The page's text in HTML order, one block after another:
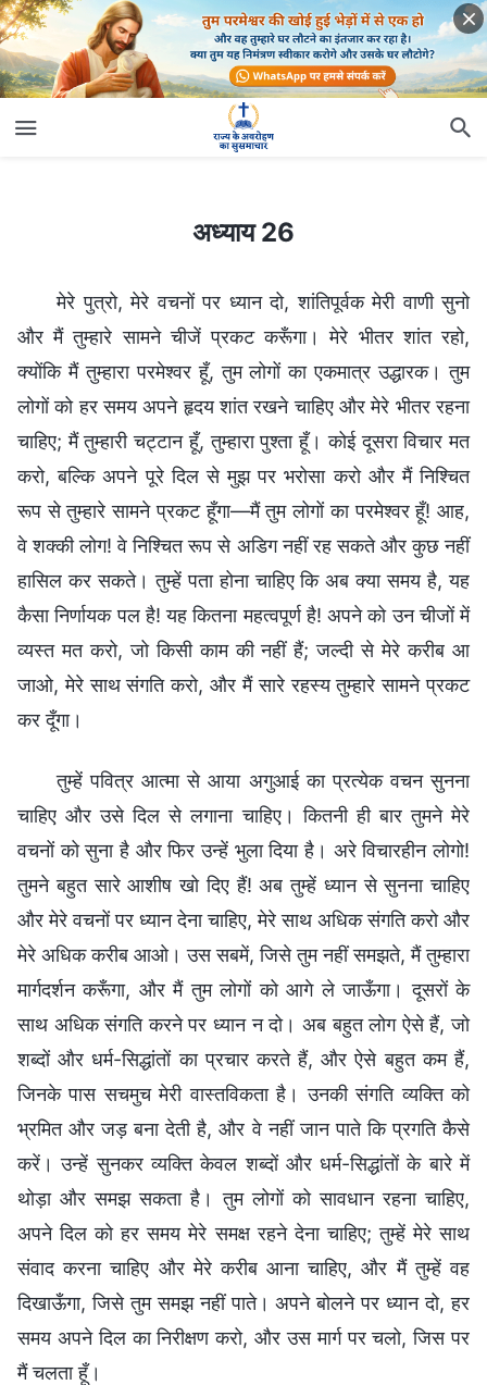
अध्याय 26
मेरे पुत्रो, मेरे वचनों पर ध्यान दो, शांतिपूर्वक मेरी वाणी सुनो
और मैं तुम्हारे सामने चीजें प्रकट करूँगा। मेरे भीतर शांत रहो,
क्योंकि मैं तुम्हारा परमेश्वर हूँ, तुम लोगों का एकमात्र उद्धारक। तुम
लोगों को हर समय अपने हृदय शांत रखने चाहिए और मेरे भीतर रहना
चाहिए; मैं तुम्हारी चट्टान हूँ, तुम्हारा पुश्ता हूँ। कोई दूसरा विचार मत
करो, बल्कि अपने पूरे दिल से मुझ पर भरोसा करो और मैं निश्चित
रूप से तुम्हारे सामने प्रकट हूँगा—मैं तुम लोगों का परमेश्वर हूँ! आह,
वे शक्की लोग! वे निश्चित रूप से अडिग नहीं रह सकते और कुछ नहीं
हासिल कर सकते। तुम्हें पता होना चाहिए कि अब क्या समय है, यह
कैसा निर्णायक पल है! यह कितना महत्वपूर्ण है! अपने को उन चीजों में
व्यस्त मत करो, जो किसी काम की नहीं हैं; जल्दी से मेरे करीब आ
जाओ, मेरे साथ संगति करो, और मैं सारे रहस्य तुम्हारे सामने प्रकट
कर दूँगा।
तुम्हें पवित्र आत्मा से आया अगुआई का प्रत्येक वचन सुनना
चाहिए और उसे दिल से लगाना चाहिए। कितनी ही बार तुमने मेरे
वचनों को सुना है और फिर उन्हें भुला दिया है। अरे विचारहीन लोगो!
तुमने बहुत सारे आशीष खो दिए हैं! अब तुम्हें ध्यान से सुनना चाहिए
और मेरे वचनों पर ध्यान देना चाहिए, मेरे साथ अधिक संगति करो और
मेरे अधिक करीब आओ। उस सबमें, जिसे तुम नहीं समझते, मैं तुम्हारा
मार्गदर्शन करूँगा, और मैं तुम लोगों को आगे ले जाऊँगा। दूसरों के
साथ अधिक संगति करने पर ध्यान न दो। अब बहुत लोग ऐसे हैं, जो
शब्दों और धर्म-सिद्धांतों का प्रचार करते हैं, और ऐसे बहुत कम हैं,
जिनके पास सचमुच मेरी वास्तविकता है। उनकी संगति व्यक्ति को
भ्रमित और जड़ बना देती है, और वे नहीं जान पाते कि प्रगति कैसे
करें। उन्हें सुनकर व्यक्ति केवल शब्दों और धर्म-सिद्धांतों के बारे में
थोड़ा और समझ सकता है। तुम लोगों को सावधान रहना चाहिए,
अपने दिल को हर समय मेरे समक्ष रहने देना चाहिए; तुम्हें मेरे साथ
संवाद करना चाहिए और मेरे करीब आना चाहिए, और मैं तुम्हें वह
दिखाऊँगा, जिसे तुम समझ नहीं पाते। अपने बोलने पर ध्यान दो, हर
समय अपने दिल का निरीक्षण करो, और उस मार्ग पर चलो, जिस पर
मैं चलता हूँ।